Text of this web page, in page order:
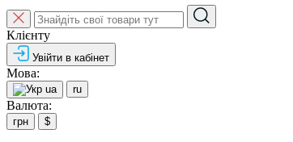
Клієнту
Увійти в кабінет
Мова:
ua ru
Валюта:
грн $